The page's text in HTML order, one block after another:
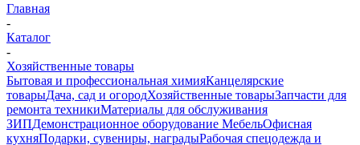
Главная
-
Каталог
-
Хозяйственные товары
Бытовая и профессиональная химияКанцелярские
товарыДача, сад и огородХозяйственные товарыЗапчасти для
ремонта техникиМатериалы для обслуживания
ЗИПДемонстрационное оборудование МебельОфисная
кухняПодарки, сувениры, наградыРабочая спецодежда и